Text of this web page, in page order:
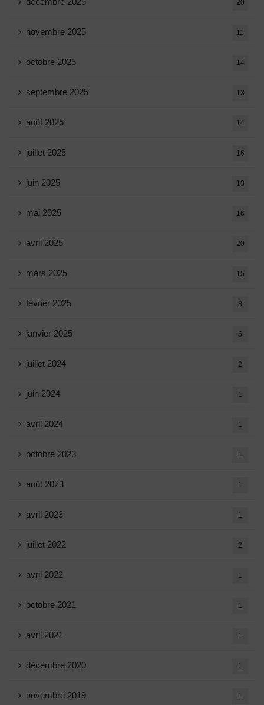
20
novembre 2025 11
octobre 2025 14
septembre 2025 13
août 2025 14
juillet 2025 16
juin 2025 13
mai 2025 16
avril 2025 20
mars 2025 15
février 2025 8
janvier 2025 5
juillet 2024 2
juin 2024 1
avril 2024 1
octobre 2023 1
août 2023 1
avril 2023 1
juillet 2022 2
avril 2022 1
octobre 2021 1
avril 2021 1
décembre 2020 1
novembre 2019 1